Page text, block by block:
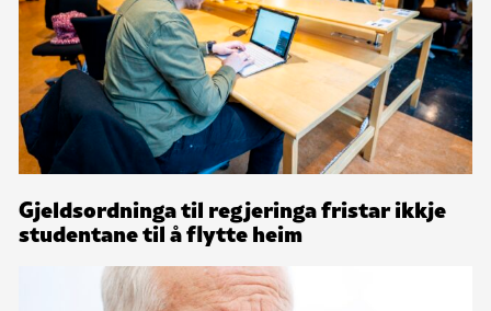
Gjeldsordninga til regjeringa fristar ikkje
studentane til å flytte heim